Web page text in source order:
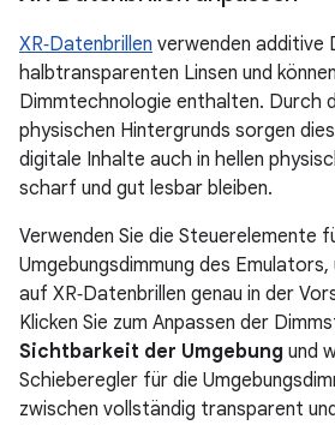
XR‑Datenbrillen verwenden additive
halbtransparenten Linsen und
Dimmtechnologie enthalten. Durch
physischen Hintergrunds sorgen
digitale Inhalte auch in hellen
scharf und gut lesbar bleiben.
Verwenden Sie die Steuerelemente
Umgebungsdimmung des
auf XR‑Datenbrillen genau in der
Klicken Sie zum Anpassen der
Sichtbarkeit der Umgebung und
Schieberegler für die
zwischen vollständig transparent